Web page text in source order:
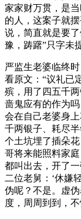
家家财万贯，是
的人，这案子就
说，简直就是要
豫，踌躇”只字未
严监生老婆临终
看原文：“议礼已
殡，用了四五千
啬鬼应有的作为
会在自己老婆身
千两银子、耗尽
个土坑埋了插朵
哥将来能照料家
都叫出去，开了
二位老舅：‘休嫌
伪呢？不是。虚
度，周周到到，